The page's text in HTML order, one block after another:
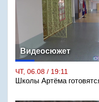
Видеосюжет
ЧТ, 06.08 / 19:11
Школы Артёма